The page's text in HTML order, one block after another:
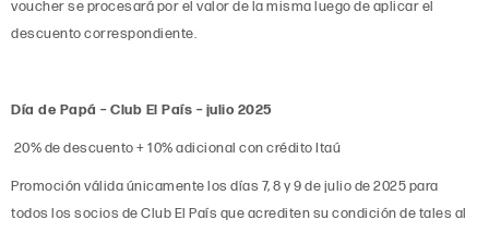
voucher se procesará por el valor de la misma luego de aplicar el
descuento correspondiente.
Día de Papá – Club El País – julio 2025
20% de descuento + 10% adicional con crédito Itaú
Promoción válida únicamente los días 7, 8 y 9 de julio de 2025 para
todos los socios de Club El País que acrediten su condición de tales al